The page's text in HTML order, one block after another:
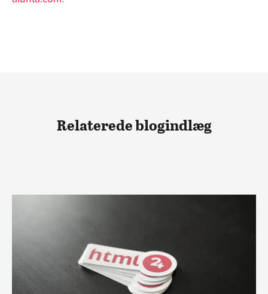
Relaterede blogindlæg